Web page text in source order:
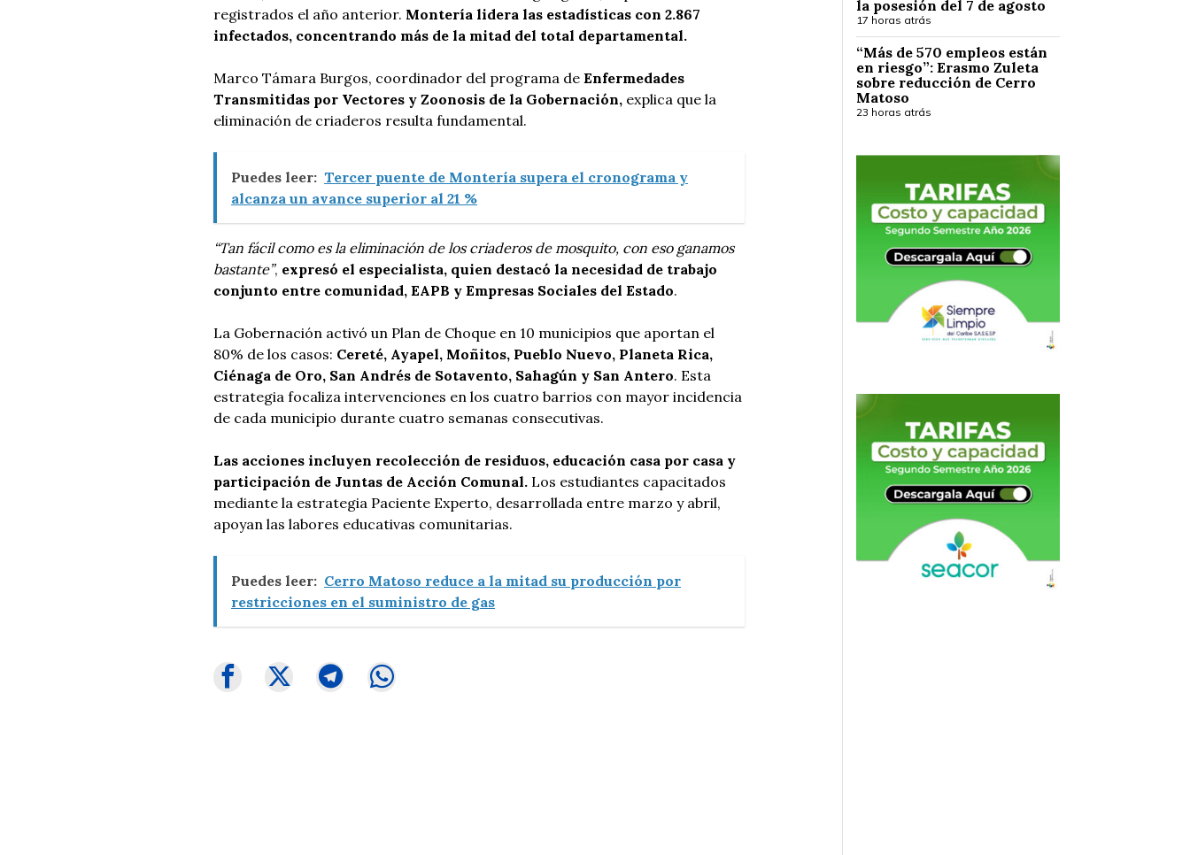
registrados el año anterior. Montería lidera las estadísticas con 2.867
infectados, concentrando más de la mitad del total departamental.
Marco Támara Burgos, coordinador del programa de Enfermedades
Transmitidas por Vectores y Zoonosis de la Gobernación, explica que la
eliminación de criaderos resulta fundamental.
Puedes leer: Tercer puente de Montería supera el cronograma y
alcanza un avance superior al 21 %
“Tan fácil como es la eliminación de los criaderos de mosquito, con eso ganamos
bastante”, expresó el especialista, quien destacó la necesidad de trabajo
conjunto entre comunidad, EAPB y Empresas Sociales del Estado.
La Gobernación activó un Plan de Choque en 10 municipios que aportan el
80% de los casos: Cereté, Ayapel, Moñitos, Pueblo Nuevo, Planeta Rica,
Ciénaga de Oro, San Andrés de Sotavento, Sahagún y San Antero. Esta
estrategia focaliza intervenciones en los cuatro barrios con mayor incidencia
de cada municipio durante cuatro semanas consecutivas.
Las acciones incluyen recolección de residuos, educación casa por casa y
participación de Juntas de Acción Comunal. Los estudiantes capacitados
mediante la estrategia Paciente Experto, desarrollada entre marzo y abril,
apoyan las labores educativas comunitarias.
Puedes leer: Cerro Matoso reduce a la mitad su producción por
restricciones en el suministro de gas
la posesión del 7 de agosto
17 horas atrás
“Más de 570 empleos están
en riesgo”: Erasmo Zuleta
sobre reducción de Cerro
Matoso
23 horas atrás